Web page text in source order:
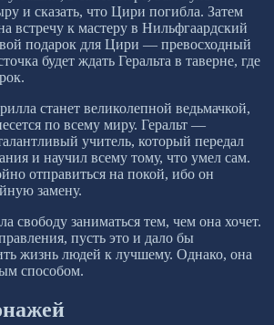
и сказать, что Цири погибла. Затем
встречу к мастеру в Нильфгаардский
подарок для Цири — превосходный
будет ждать Геральта в таверне, где
станет великолепной ведьмачкой,
по всему миру. Геральт —
учитель, который передал
и научил всему тому, что умел сам.
отправиться на покой, ибо он
замену.
свободу заниматься тем, чем она хочет.
пусть это и дало бы
жизнь людей к лучшему. Однако, она
способом.